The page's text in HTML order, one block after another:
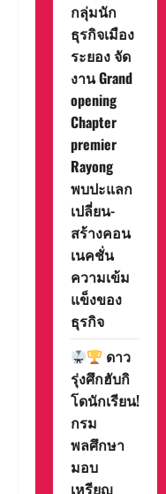
กลุ่มนัก
ธุรกิจเมือง
ระยอง จัด
งาน Grand
opening
Chapter
premier
Rayong
พบปะแลก
เปลี่ยน-
สร้างคอน
เนคชั่น
ความเข้ม
แข็งของ
ธุรกิจ
ดาว
รุ่งศึกฮับกิ
โดนักเรียน!
กรม
พลศึกษา
มอบ
เหรียญ